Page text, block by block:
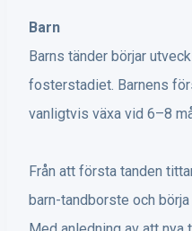
Barn
Barns tänder börjar
fosterstadiet. Barnens
vanligtvis växa vid 6–8
Från att första tanden
barn-tandborste och